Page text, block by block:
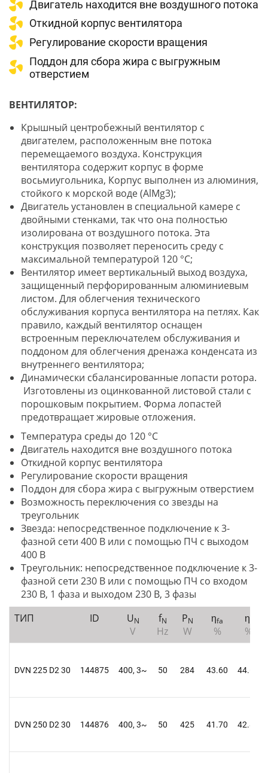
Двигатель находится вне воздушного потока
Oткидной корпус вентилятора
Регулирование скорости вращения
Поддон для сбора жира с выгружным
отверстием
ВЕНТИЛЯТОР:
Крышный центробежный вентилятор с
двигателем, расположенным вне потока
перемещаемого воздуха. Конструкция
вентилятора содержит корпус в форме
восьмиугольника, Корпус выполнен из алюминия,
стойкого к морской воде (AlMg3);
Двигатель установлен в специальной камере с
двойными стенками, так что она полностью
изолирована от воздушного потока. Эта
конструкция позволяет переносить среду с
максимальной температурой 120 °С;
Вентилятор имеет вертикальный выход воздуха,
защищенный перфорированным алюминиевым
листом. Для облегчения технического
обслуживания корпуса вентилятора на петлях. Как
правило, каждый вентилятор оснащен
встроенным переключателем обслуживания и
поддоном для облегчения дренажа конденсата из
внутреннего вентилятора;
Динамически сбалансированные лопасти ротора.
Изготовлены из оцинкованной листовой стали с
порошковым покрытием. Форма лопастей
предотвращает жировые отложения.
Tемпература среды до 120 °С
Двигатель находится вне воздушного потока
Oткидной корпус вентилятора
Регулирование скорости вращения
Поддон для сбора жира с выгружным отверстием
Возможность переключения со звезды на
треугольник
Звезда: непосредственное подключение к 3-
фазной сети 400 В или с помощью ПЧ с выходом
400 В
Треугольник: непосредственное подключение к 3-
фазной сети 230 В или с помощью ПЧ со входом
230 В, 1 фаза и выходом 230 В, 3 фазы
ТИП
ID UN
V
fN
Hz
PN
W
ηfa
%
η
%
DVN 225 D2 30 144875 400, 3~ 50 284 43.60 44.60
DVN 250 D2 30 144876 400, 3~ 50 425 41.70 42.80